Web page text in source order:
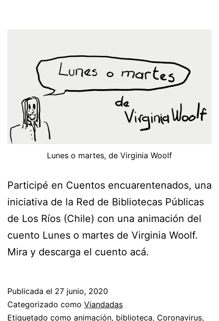
Lunes o martes, de Virginia Woolf
Participé en Cuentos encuarentenados, una
iniciativa de la Red de Bibliotecas Públicas
de Los Ríos (Chile) con una animación del
cuento Lunes o martes de Virginia Woolf.
Mira y descarga el cuento acá.
Publicada el 27 junio, 2020
Categorizado como Viandadas
Etiquetado como animación, biblioteca, Coronavirus,